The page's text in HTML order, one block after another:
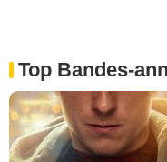
Top Bandes-